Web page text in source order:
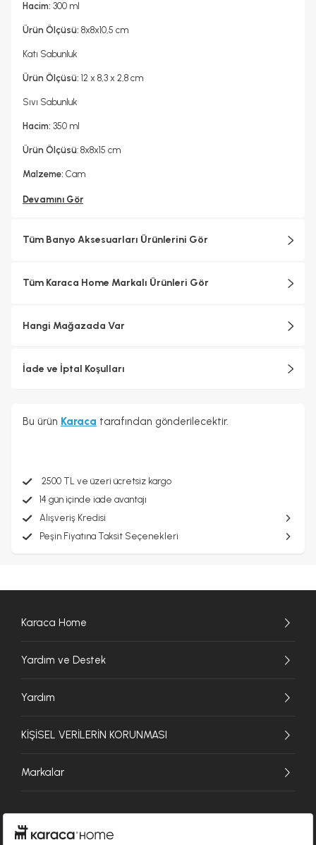
Hacim: 300 ml
Ürün Ölçüsü: 8x8x10,5 cm
Katı Sabunluk
Ürün Ölçüsü: 12 x 8,3 x 2,8 cm
Sıvı Sabunluk
Hacim: 350 ml
Ürün Ölçüsü: 8x8x15 cm
Malzeme: Cam
Devamını Gör
Tüm Banyo Aksesuarları Ürünlerini Gör
Tüm Karaca Home Markalı Ürünleri Gör
Hangi Mağazada Var
İade ve İptal Koşulları
Bu ürün Karaca tarafından gönderilecektir.
2500 TL ve üzeri ücretsiz kargo
14 gün içinde iade avantajı
Alışveriş Kredisi
Peşin Fiyatına Taksit Seçenekleri
Karaca Home
Yardım ve Destek
Yardım
KİŞİSEL VERİLERİN KORUNMASI
Markalar